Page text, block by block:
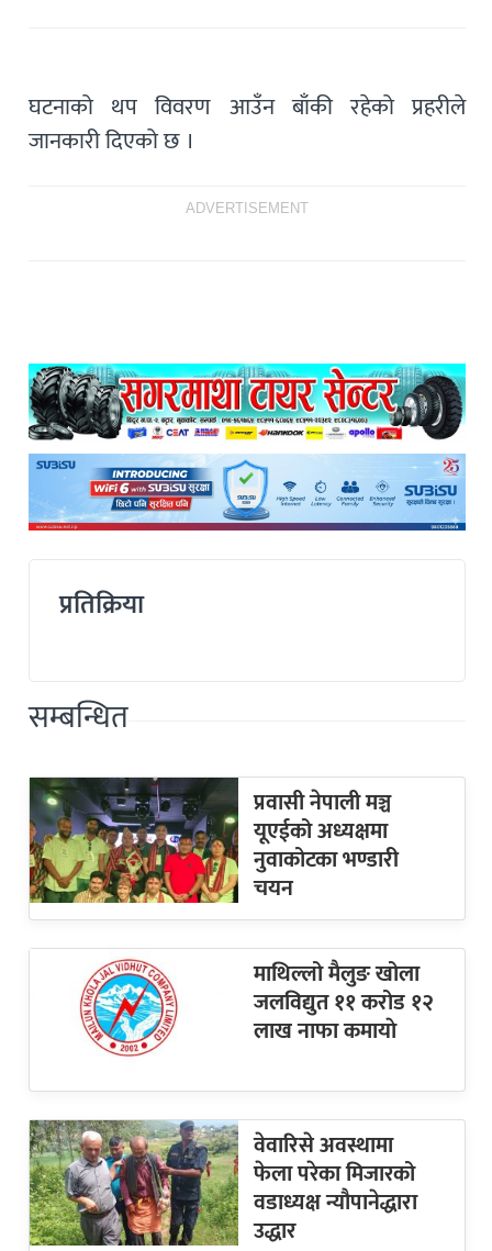
घटनाको थप विवरण आउँन बाँकी रहेको प्रहरीले
जानकारी दिएको छ ।
ADVERTISEMENT
प्रतिक्रिया
सम्बन्धित
प्रवासी नेपाली मञ्च
यूएईको अध्यक्षमा
नुवाकोटका भण्डारी
चयन
माथिल्लो मैलुङ खोला
जलविद्युत ११ करोड १२
लाख नाफा कमायाे
वेवारिसे अवस्थामा
फेला परेका मिजारको
वडाध्यक्ष न्यौपानेद्धारा
उद्धार